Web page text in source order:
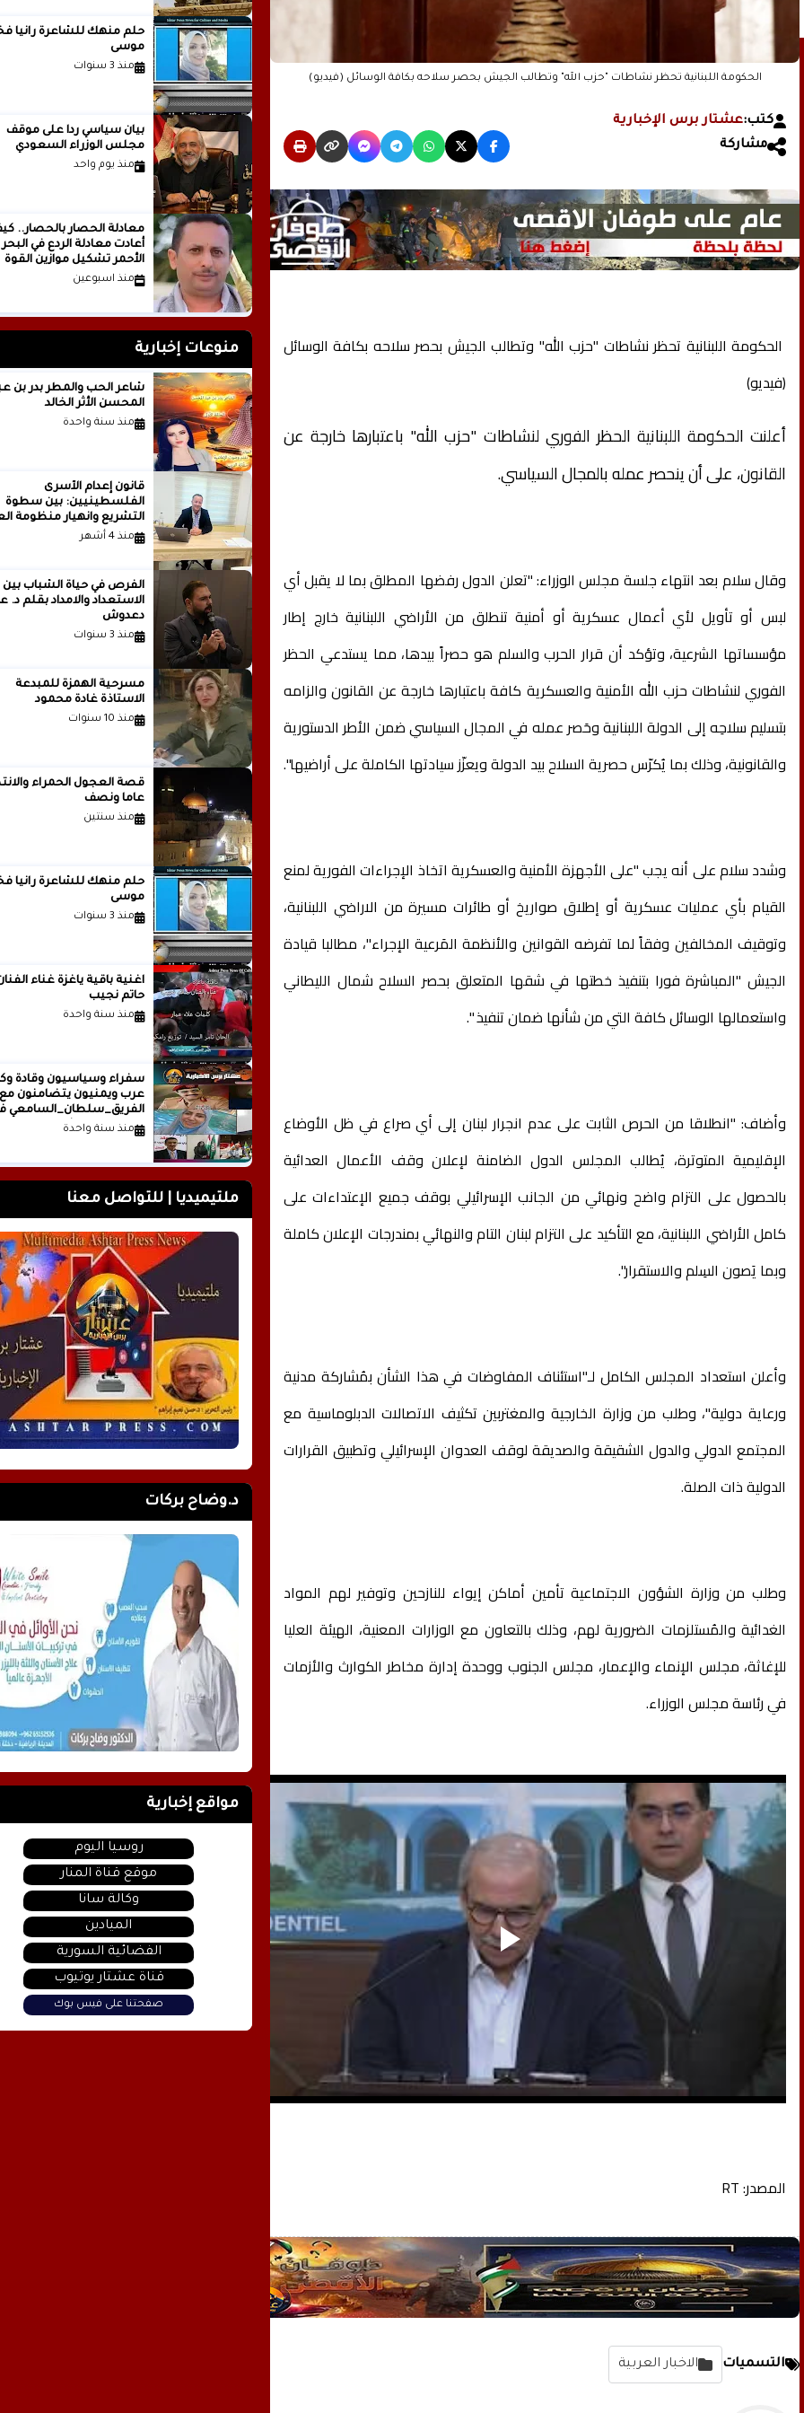
الحكومة اللبنانية تحظر نشاطات "حزب الله" وتطالب الجيش بحصر سلاحه بكافة الوسائل (فيديو)
كتب:عشتار برس الإخبارية
مشاركة
الحكومة اللبنانية تحظر نشاطات "حزب الله" وتطالب الجيش بحصر سلاحه بكافة الوسائل
(فيديو)
أعلنت الحكومة اللبنانية الحظر الفوري لنشاطات "حزب الله" باعتبارها خارجة عن
القانون، على أن ينحصر عمله بالمجال السياسي.
وقال سلام بعد انتهاء جلسة مجلس الوزراء: "تعلن الدول رفضها المطلق بما لا يقبل أي
لبس أو تأويل لأي أعمال عسكرية أو أمنية تنطلق من الأراضي اللبنانية خارج إطار
مؤسساتها الشرعية، وتؤكد أن قرار الحرب والسلم هو حصراً بيدها، مما يستدعي الحظر
الفوري لنشاطات حزب الله الأمنية والعسكرية كافة باعتبارها خارجة عن القانون والزامه
بتسليم سلاحِه إلى الدولة اللبنانية وحَصر عمله في المجال السياسي ضمن الأطر الدستورية
والقانونية، وذلك بما يُكرّس حصرية السلاح بيد الدولة ويعزّز سيادتها الكاملة على أراضيها".
وشدد سلام على أنه يجب "على الأجهزة الأمنية والعسكرية اتخاذ الإجراءات الفورية لمنع
القيام بأي عمليات عسكرية أو إطلاق صواريخ أو طائرات مسيرة من الاراضي اللبنانية،
وتوقيف المخالفين وفقاً لما تفرضه القوانين والأنظمة المَرعية الإجراء"، مطالبا قيادة
الجيش "المباشرة فورا بتنفيذ خطتها في شقها المتعلق بحصر السلاح شمال الليطاني
واستعمالها الوسائل كافة التي من شأنها ضمان تنفيذ ".
وأضاف: "انطلاقا من الحرص الثابت على عدم انجرار لبنان إلى أي صراع في ظل الأوضاع
الإقليمية المتوترة، يُطالب المجلس الدول الضامنة لإعلان وقف الأعمال العدائية
بالحصول على التزام واضح ونهائي من الجانب الإسرائيلي بوقف جميع الإعتداءات على
كامل الأراضي اللبنانية، مع التأكيد على التزام لبنان التام والنهائي بمندرجات الإعلان كاملة
وبما يَصون السِلم والاستقرار".
وأعلن استعداد المجلس الكامل لـ"استئناف المفاوضات في هذا الشأن بمُشاركة مدنية
ورعاية دولية"، وطلب من وزارة الخارجية والمغتربين تكثيف الاتصالات الدبلوماسية مع
المجتمع الدولي والدول الشقيقة والصديقة لوقف العدوان الإسرائيلي وتطبيق القرارات
الدولية ذات الصلة.
وطلب من وزارة الشؤون الاجتماعية تأمين أماكن إيواء للنازحين وتوفير لهم المواد
الغدائية والمُستلزمات الضرورية لهم، وذلك بالتعاون مع الوزارات المعنية، الهيئة العليا
للإغاثة، مجلس الإنماء والإعمار، مجلس الجنوب ووحدة إدارة مخاطر الكوارث والأزمات
في رئاسة مجلس الوزراء.
المصدر: RT
التسميات الاخبار العربية
حلم منهك للشاعرة
موسى
منذ 3 سنوات
بيان سياسي رداً على موقف
مجلس الوزراء السعودي
منذ يوم واحد
معادلة الحصار بالحصار..
أعادت معادلة الردع في البحر
الأحمر تشكيل موازين القوة
الإقليمية؟الكاتب والباحث
منذ اسبوعين
منوعات إخبارية
شاعر الحب والمطر بدر
المحسن الأثر الخالد
منذ سنة واحدة
قانون إعدام الأسرى
الفلسطينيين: بين سطوة
التشريع وانهيار منظومة
الدولية...بقلم الدكتور وسيم
منذ 4 أشهر
الفرص في حياة الشباب بين
الاستعداد والامداد
دعدوش
منذ 3 سنوات
مسرحية الهمزة للمبدعة
الاستاذة غادة محمود
منذ 10 سنوات
قصة العجول الحمراء
عاما ونصف
منذ سنتين
حلم منهك للشاعرة
موسى
منذ 3 سنوات
اغنية باقية ياغزة غناء
حاتم نجيب
منذ سنة واحدة
سفراء وسياسيون وقادة
عرب ويمنيون يتضامنون مع
الفريق_سلطان_السامعي
وجه حملة التشويه.. تقرير
منذ سنة واحدة
ملتيميديا | للتواصل معنا
د.وضاح بركات
مواقع إخبارية
روسيا اليوم
موقع قناة المنار
وكالة سانا
الميادين
الفضائية السورية
قناة عشتار يوتيوب
صفحتنا على فيس بوك